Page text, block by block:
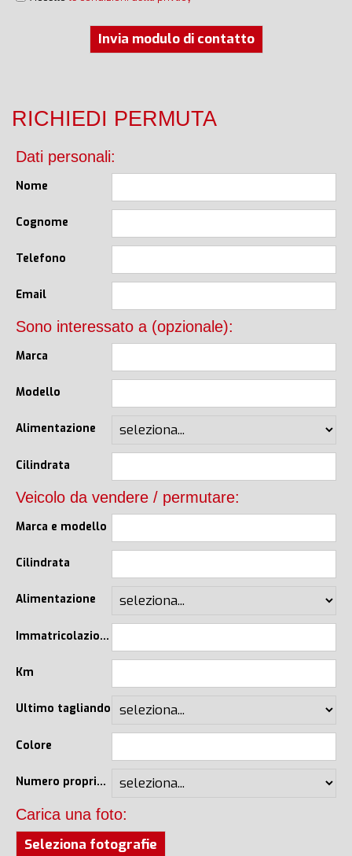
Invia modulo di contatto
RICHIEDI PERMUTA
Dati personali:
Nome
Cognome
Telefono
Email
Sono interessato a (opzionale):
Marca
Modello
Alimentazione
Cilindrata
Veicolo da vendere / permutare:
Marca e modello
Cilindrata
Alimentazione
Immatricolazione
Km
Ultimo tagliando
Colore
Numero proprietari
Carica una foto:
Seleziona fotografie